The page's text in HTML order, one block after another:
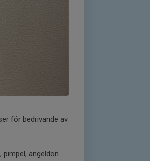
för bedrivande av
angeldon